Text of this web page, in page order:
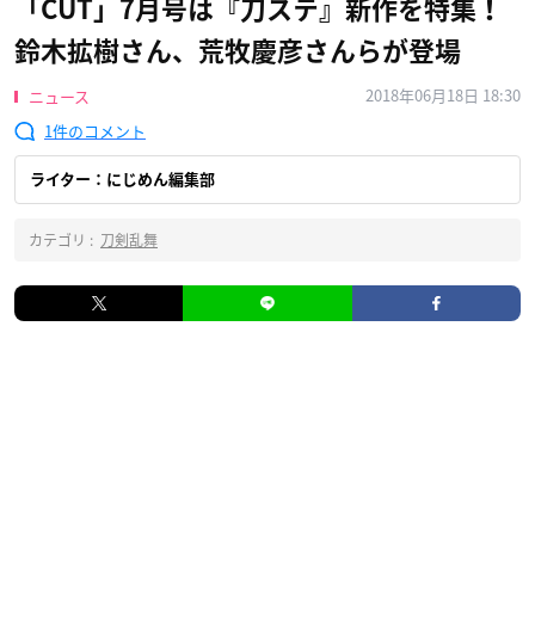
「CUT」7月号は『刀ステ』新作を特集！
鈴木拡樹さん、荒牧慶彦さんらが登場
ニュース
2018年06月18日 18:30
1
ライター：にじめん編集部
カテゴリ : 刀剣乱舞